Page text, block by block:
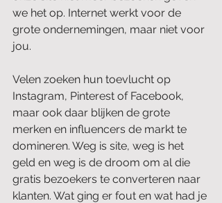
we het op. Internet werkt voor de
grote ondernemingen, maar niet voor
jou.
Velen zoeken hun toevlucht op
Instagram, Pinterest of Facebook,
maar ook daar blijken de grote
merken en influencers de markt te
domineren. Weg is site, weg is het
geld en weg is de droom om al die
gratis bezoekers te converteren naar
klanten. Wat ging er fout en wat had je